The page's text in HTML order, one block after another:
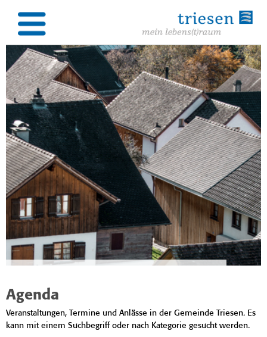
Agenda
Veranstaltungen, Termine und Anlässe in der Gemeinde Triesen. Es
kann mit einem Suchbegriff oder nach Kategorie gesucht werden.